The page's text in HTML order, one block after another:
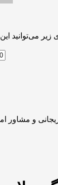
زیر می‌توانید
و مشاور